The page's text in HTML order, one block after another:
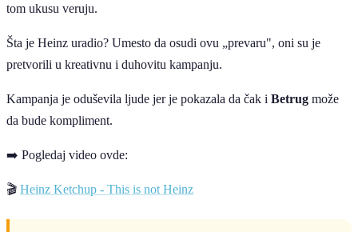
tom ukusu veruju.
Šta je Heinz uradio? Umesto da osudi ovu „prevaru", oni su je
pretvorili u kreativnu i duhovitu kampanju.
Kampanja je oduševila ljude jer je pokazala da čak i Betrug može
da bude kompliment.
➡️ Pogledaj video ovde:
🎬 Heinz Ketchup - This is not Heinz